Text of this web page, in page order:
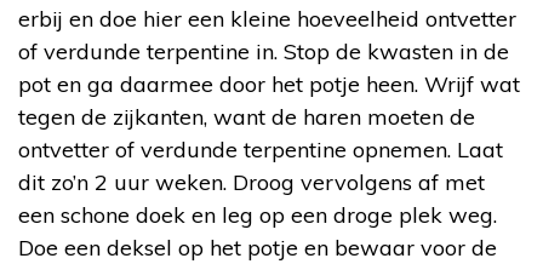
erbij en doe hier een kleine hoeveelheid ontvetter
of verdunde terpentine in. Stop de kwasten in de
pot en ga daarmee door het potje heen. Wrijf wat
tegen de zijkanten, want de haren moeten de
ontvetter of verdunde terpentine opnemen. Laat
dit zo’n 2 uur weken. Droog vervolgens af met
een schone doek en leg op een droge plek weg.
Doe een deksel op het potje en bewaar voor de